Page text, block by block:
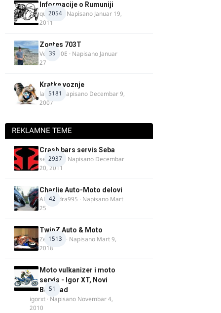
2054
Informacije o Rumuniji
quasaar · Napisano Januar 19,
2011
39
Zontes 703T
Verdi350E · Napisano Januar
27
5181
Kratke voznje
lalajko· Napisano Decembar 9,
2007
REKLAMNE TEME
2937
Crash bars servis Seba
seba011 · Napisano Decembar
20, 2011
42
Charlie Auto-Moto delovi
Alexandra995 · Napisano Mart
25
1513
TwinZ Auto & Moto
Zeljkamp · Napisano Mart 9,
2018
51
Moto vulkanizer i moto
servis - Igor XT, Novi
Beograd
igorxt · Napisano Novembar 4,
2010